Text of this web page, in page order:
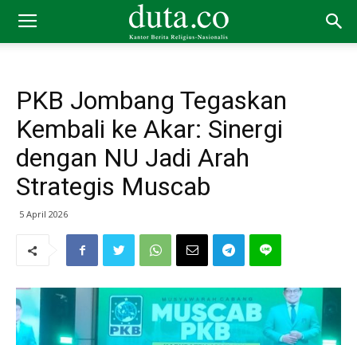
PKB Jombang Tegaskan
Kembali ke Akar: Sinergi
dengan NU Jadi Arah
Strategis Muscab
5 April 2026